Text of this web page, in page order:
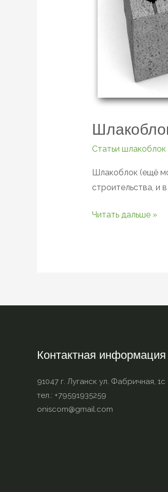
Статьи шлакоблок
Шлакоблок (ещё
строительства, и
Читать дальше »
Контактная информация
91047 г. Луганск ул. Фабричная, 1с
тел.: +79591935259
oniscom@gmail.com